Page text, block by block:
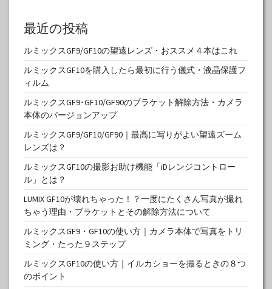
最近の投稿
ルミックスGF9/GF10の望遠レンズ・おススメ４本はこれ
ルミックスGF10を購入したら最初に行う儀式・液晶保護フ
ィルム
ルミックスGF9･GF10/GF90のブラケット解除方法・カメラ
本体のバージョンアップ
ルミックスGF9/GF10/GF90｜最高に写りがよい望遠ズーム
レンズは？
ルミックスGF10の撮影お助け機能「iDレンジコントロー
ル」とは？
LUMIX GF10が壊れちゃった！？一度にたくさん写真が撮れ
ちゃう理由・ブラケットとその解除方法について
ルミックスGF9・GF10の使い方｜カメラ本体で写真をトリ
ミング・たった９ステップ
ルミックスGF10の使い方｜イルカショーを撮るときの８つ
のポイント